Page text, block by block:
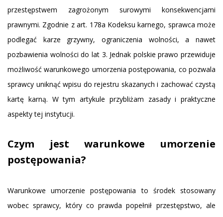
przestępstwem zagrożonym surowymi konsekwencjami
prawnymi. Zgodnie z art. 178a Kodeksu karnego, sprawca może
podlegać karze grzywny, ograniczenia wolności, a nawet
pozbawienia wolności do lat 3. Jednak polskie prawo przewiduje
możliwość warunkowego umorzenia postępowania, co pozwala
sprawcy uniknąć wpisu do rejestru skazanych i zachować czystą
kartę karną. W tym artykule przybliżam zasady i praktyczne
aspekty tej instytucji.
Czym jest warunkowe umorzenie
postępowania?
Warunkowe umorzenie postępowania to środek stosowany
wobec sprawcy, który co prawda popełnił przestępstwo, ale